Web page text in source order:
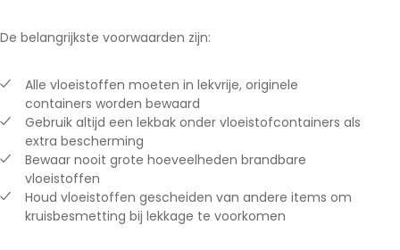
De belangrijkste voorwaarden zijn:
Alle vloeistoffen moeten in lekvrije, originele
containers worden bewaard
Gebruik altijd een lekbak onder vloeistofcontainers als
extra bescherming
Bewaar nooit grote hoeveelheden brandbare
vloeistoffen
Houd vloeistoffen gescheiden van andere items om
kruisbesmetting bij lekkage te voorkomen